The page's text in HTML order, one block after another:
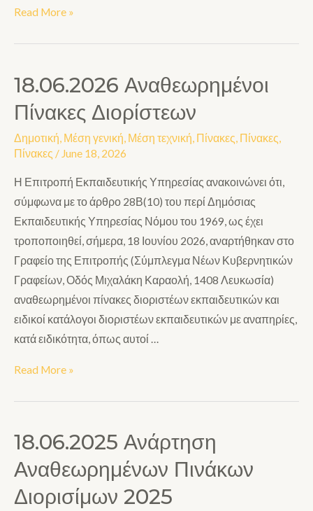
Read More »
18.06.2026 Αναθεωρημένοι
Πίνακες Διορίστεων
Δημοτική, Μέση γενική, Μέση τεχνική, Πίνακες, Πίνακες,
Πίνακες / June 18, 2026
Η Επιτροπή Εκπαιδευτικής Υπηρεσίας ανακοινώνει ότι,
σύμφωνα με το άρθρο 28Β(10) του περί Δημόσιας
Εκπαιδευτικής Υπηρεσίας Νόμου του 1969, ως έχει
τροποποιηθεί, σήμερα, 18 Ιουνίου 2026, αναρτήθηκαν στο
Γραφείο της Επιτροπής (Σύμπλεγμα Νέων Κυβερνητικών
Γραφείων, Οδός Μιχαλάκη Καραολή, 1408 Λευκωσία)
αναθεωρημένοι πίνακες διοριστέων εκπαιδευτικών και
ειδικοί κατάλογοι διοριστέων εκπαιδευτικών με αναπηρίες,
κατά ειδικότητα, όπως αυτοί …
Read More »
18.06.2025 Ανάρτηση
Αναθεωρημένων Πινάκων
Διορισίμων 2025